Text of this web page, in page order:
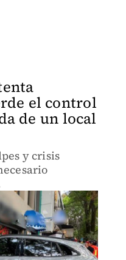
el control
de un local
y crisis